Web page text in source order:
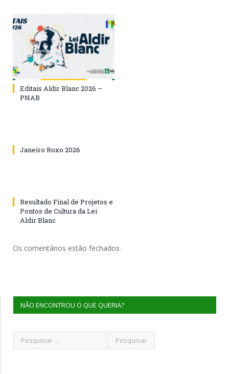
Editais Aldir Blanc 2026 –
PNAB
Janeiro Roxo 2026
Resultado Final de Projetos e
Pontos de Cultura da Lei
Aldir Blanc
Os comentários estão fechados.
NÃO ENCONTROU O QUE QUERIA?